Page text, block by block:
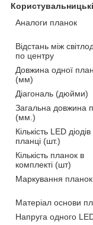
Аналоги планок
Відстань між
по центру
Довжина одної
(мм)
Діагональ (дюйми)
Загальна довжина
(мм.)
Кількість LED
планці (шт.)
Кількість планок в
комплекті (шт)
Маркування планок
Матеріал основи
Напруга одного